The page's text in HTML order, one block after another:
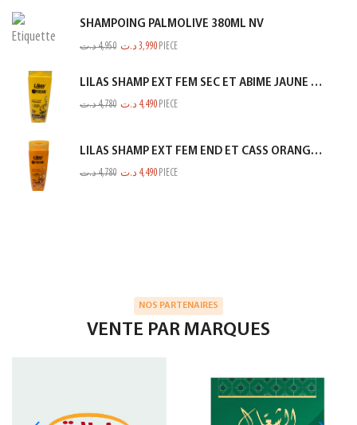
SHAMPOING PALMOLIVE 380ML NV
4,950د.ت 3,990 د.ت PIECE
LILAS SHAMP EXT FEM SEC ET ABIME JAUNE 350ML
4,780د.ت 4,490 د.ت PIECE
LILAS SHAMP EXT FEM END ET CASS ORANGE 350ML
4,780د.ت 4,490 د.ت PIECE
NOS PARTENAIRES
VENTE PAR MARQUES